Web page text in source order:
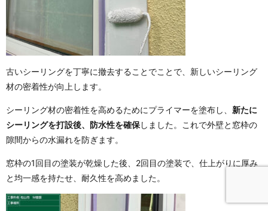
古いシーリングを丁寧に撤去することでことで、新しいシーリング
材の密着性が向上します。
シーリング材の密着性を高めるためにプライマーを塗布し、 新たに
シーリングを打設後、防水性を確保しました。これで外壁と窓枠の
隙間からの水漏れを防ぎます。
窓枠の1回目の塗装が乾燥した後、2回目の塗装で、仕上がりに厚み
と均一感を持たせ、耐久性を高めました。